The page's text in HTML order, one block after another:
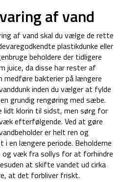
af vand
af vand skal du vælge de rette
plastikdunke eller
beholdere der tidligere
juice, da disse har rester af
medføre bakterier på længere
inden du vælger at fylde
grundig rengøring med sæbe.
lidt klorin til sidst, men sørg for
efterfølgende. Ved at gøre
er helt ren og
i en længere periode. Beholderne
og væk fra sollys for at forhindre
at skifte vandet ud cirka
at det forbliver friskt.